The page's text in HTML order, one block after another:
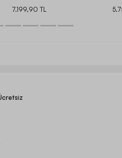
7.199,90 TL